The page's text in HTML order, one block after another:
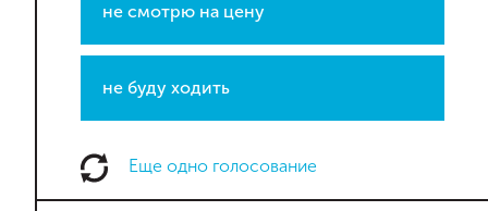
не смотрю на цену
не буду ходить
Еще одно голосование